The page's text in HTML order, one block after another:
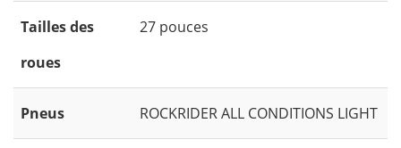
Tailles des
roues
27 pouces
Pneus ROCKRIDER ALL CONDITIONS LIGHT